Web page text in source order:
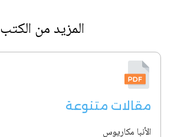
المزيد من الكتب
مقالات متنوعة
الأنبا مكاريوس